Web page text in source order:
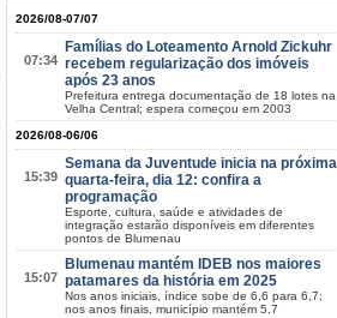
2026/08-07/07
07:34
Famílias do Loteamento Arnold Zickuhr
recebem regularização dos imóveis
após 23 anos
Prefeitura entrega documentação de 18 lotes na
Velha Central; espera começou em 2003
2026/08-06/06
15:39
Semana da Juventude inicia na próxima
quarta-feira, dia 12: confira a
programação
Esporte, cultura, saúde e atividades de
integração estarão disponíveis em diferentes
pontos de Blumenau
15:07
Blumenau mantém IDEB nos maiores
patamares da história em 2025
Nos anos iniciais, índice sobe de 6,6 para 6,7;
nos anos finais, município mantém 5,7